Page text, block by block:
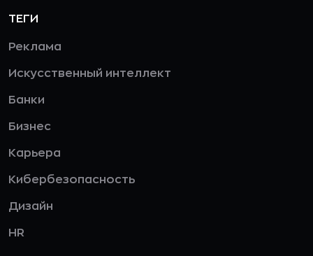
ТЕГИ
Реклама
Искусственный интеллект
Банки
Бизнес
Карьера
Кибербезопасность
Дизайн
HR